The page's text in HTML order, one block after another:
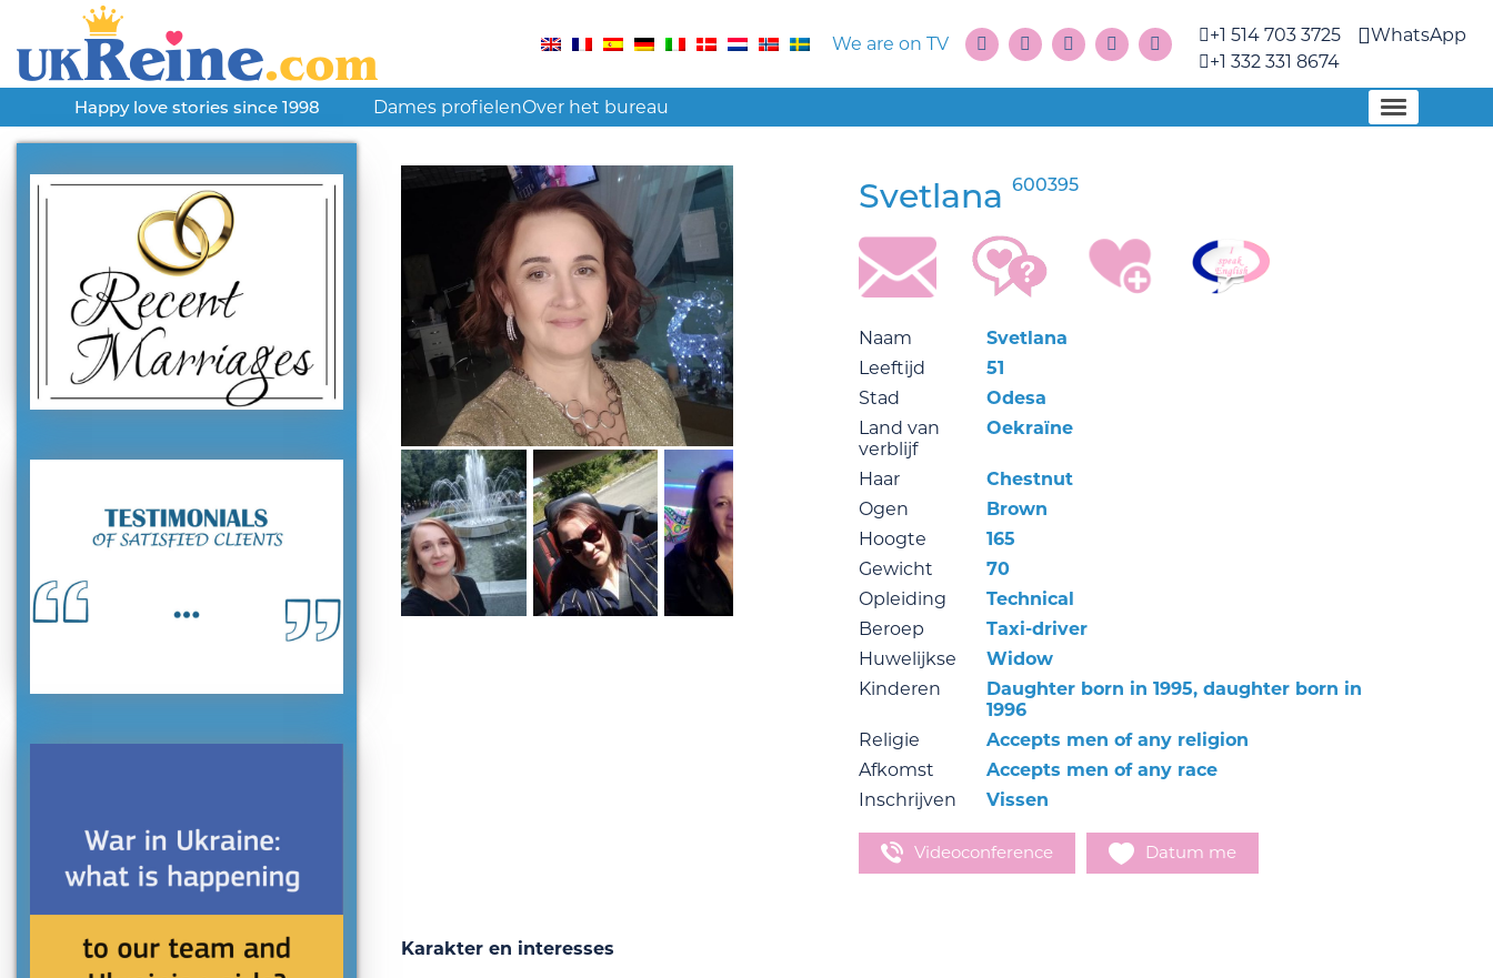
We are on TV
+1 514 703 3725
+1 332 331 8674
WhatsApp
Happy love stories since 1998 Dames profielenOver het bureau
Svetlana 600395
Naam
Svetlana
Leeftijd
51
Stad
Odesa
Land van
verblijf
Oekraïne
Haar
Chestnut
Ogen
Brown
Hoogte
165
Gewicht
70
Opleiding
Technical
Beroep
Taxi-driver
Huwelijkse
Widow
Kinderen
Daughter born in 1995, daughter born in
1996
Religie
Accepts men of any religion
Afkomst
Accepts men of any race
Inschrijven
Vissen
Videoconference Datum me
Karakter en interesses